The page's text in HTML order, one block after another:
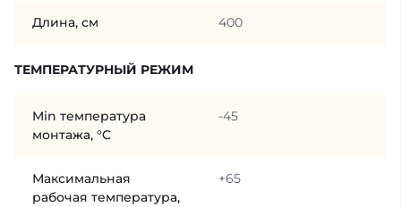
Длина, см 400
ТЕМПЕРАТУРНЫЙ РЕЖИМ
Min температура
монтажа, °C
-45
Максимальная
рабочая температура,
+65